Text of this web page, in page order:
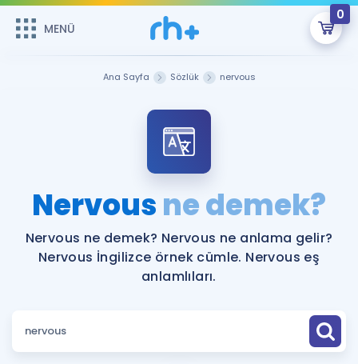
MENÜ
0
ÜYE DEĞİLİM
Sepetin Şu An Boş.
Remzi Hoca ile seni sınava hazırlayacak onlarca eğitim seni
bekliyor!
MENÜ
Faydalı Araçlar
Sözlük
Hakkımızda
Ana Sayfa Sözlük nervous
Nervousne demek?
Nervous ne demek? Nervous ne anlama gelir?
Nervous İngilizce örnek cümle. Nervous eş
anlamlıları.